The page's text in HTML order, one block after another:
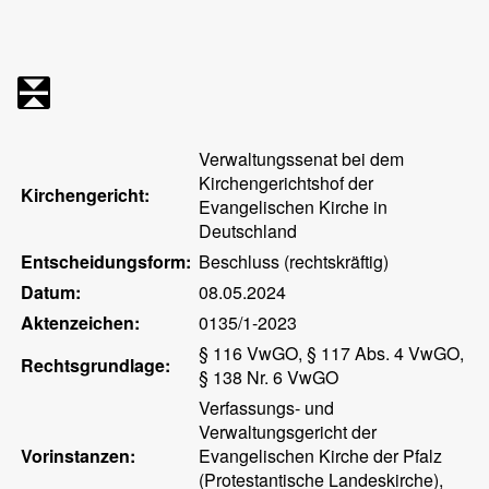
Kirchengericht:
Verwaltungssenat bei dem
Kirchengerichtshof der
Evangelischen Kirche in
Deutschland
Entscheidungsform: Beschluss (rechtskräftig)
Datum:
08.05.2024
Aktenzeichen:
0135/1-2023
Rechtsgrundlage:
§ 116 VwGO, § 117 Abs. 4 VwGO,
§ 138 Nr. 6 VwGO
Vorinstanzen:
Verfassungs- und
Verwaltungsgericht der
Evangelischen Kirche der Pfalz
(Protestantische Landeskirche),